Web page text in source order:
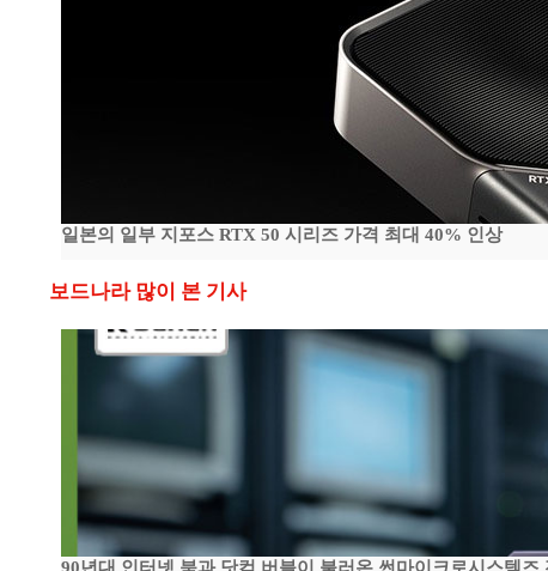
일본의 일부 지포스 RTX 50 시리즈 가격 최대 40% 인상
보드나라 많이 본 기사